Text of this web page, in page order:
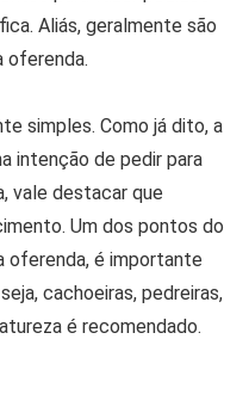
Aliás, geralmente são
oferenda.
simples. Como já dito, a
intenção de pedir para
vale destacar que
Um dos pontos do
oferenda, é importante
cachoeiras, pedreiras,
é recomendado.